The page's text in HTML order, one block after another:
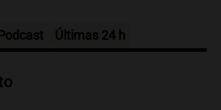
solidaria de vehículos
para merenderos
Últimas 24 h